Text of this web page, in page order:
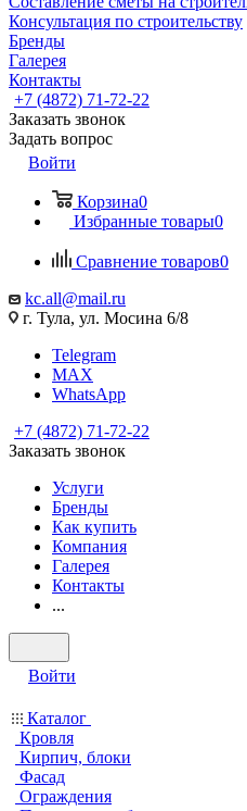
Консультация по строительству
Бренды
Галерея
Контакты
+7 (4872) 71-72-22
Заказать звонок
Задать вопрос
Войти
Корзина0
Избранные товары0
Сравнение товаров0
kc.all@mail.ru
г. Тула, ул. Мосина 6/8
Telegram
MAX
WhatsApp
+7 (4872) 71-72-22
Заказать звонок
Услуги
Бренды
Как купить
Компания
Галерея
Контакты
...
Войти
Каталог
Кровля
Кирпич, блоки
Фасад
Ограждения